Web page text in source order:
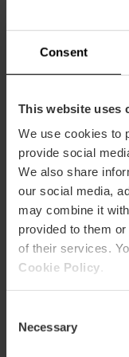
Consent
This website uses
We use cookies to
provide social
We also share
our social media,
may combine it
provided to them
of their services.
Cookie Policy
Selection
Necessary
Capacità
Ristorante
Come
Bus
Calle